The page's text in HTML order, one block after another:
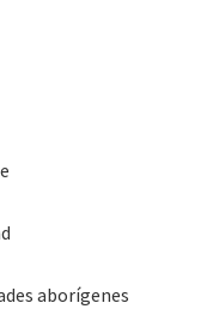
aborígenes